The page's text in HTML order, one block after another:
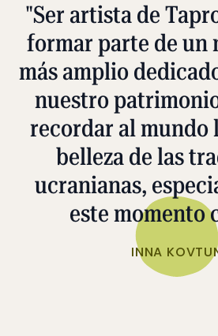
"Ser artista de
formar parte de un
más amplio
nuestro
recordar al mundo
belleza de las
ucranianas,
este momento
INNA